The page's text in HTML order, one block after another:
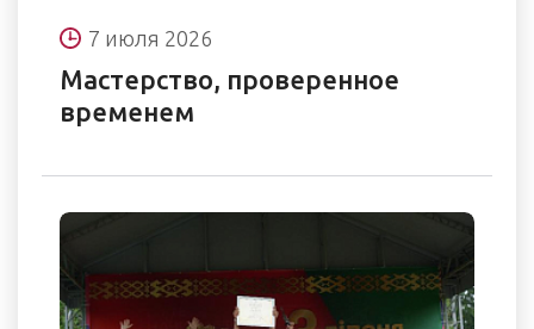
7 июля 2026
Мастерство, проверенное
временем